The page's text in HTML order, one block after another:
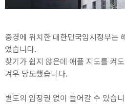
중경에 위치한 대한민국임시정부는
었습니다.
찾기가 쉽지 않은데 애플 지도를 켜
겨우 당도했습니다.
별도의 입장권 없이 들어갈 수 있습